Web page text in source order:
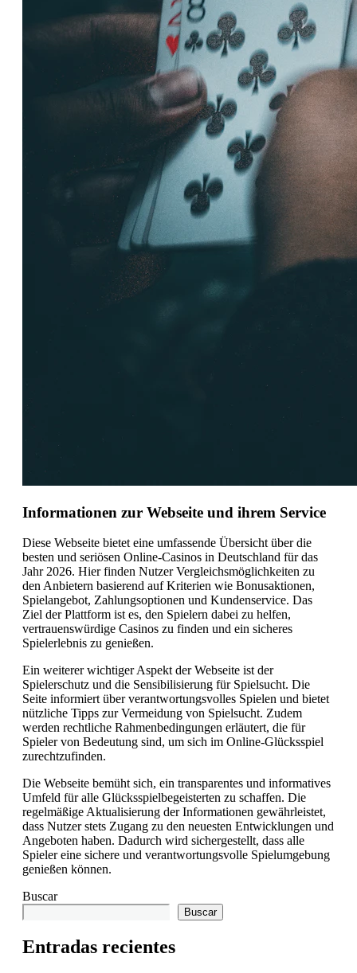
Informationen zur Webseite und ihrem Service
Diese Webseite bietet eine umfassende Übersicht über die
besten und seriösen Online-Casinos in Deutschland für das
Jahr 2026. Hier finden Nutzer Vergleichsmöglichkeiten zu
den Anbietern basierend auf Kriterien wie Bonusaktionen,
Spielangebot, Zahlungsoptionen und Kundenservice. Das
Ziel der Plattform ist es, den Spielern dabei zu helfen,
vertrauenswürdige Casinos zu finden und ein sicheres
Spielerlebnis zu genießen.
Ein weiterer wichtiger Aspekt der Webseite ist der
Spielerschutz und die Sensibilisierung für Spielsucht. Die
Seite informiert über verantwortungsvolles Spielen und bietet
nützliche Tipps zur Vermeidung von Spielsucht. Zudem
werden rechtliche Rahmenbedingungen erläutert, die für
Spieler von Bedeutung sind, um sich im Online-Glücksspiel
zurechtzufinden.
Die Webseite bemüht sich, ein transparentes und informatives
Umfeld für alle Glücksspielbegeisterten zu schaffen. Die
regelmäßige Aktualisierung der Informationen gewährleistet,
dass Nutzer stets Zugang zu den neuesten Entwicklungen und
Angeboten haben. Dadurch wird sichergestellt, dass alle
Spieler eine sichere und verantwortungsvolle Spielumgebung
genießen können.
Buscar
Buscar
Entradas recientes